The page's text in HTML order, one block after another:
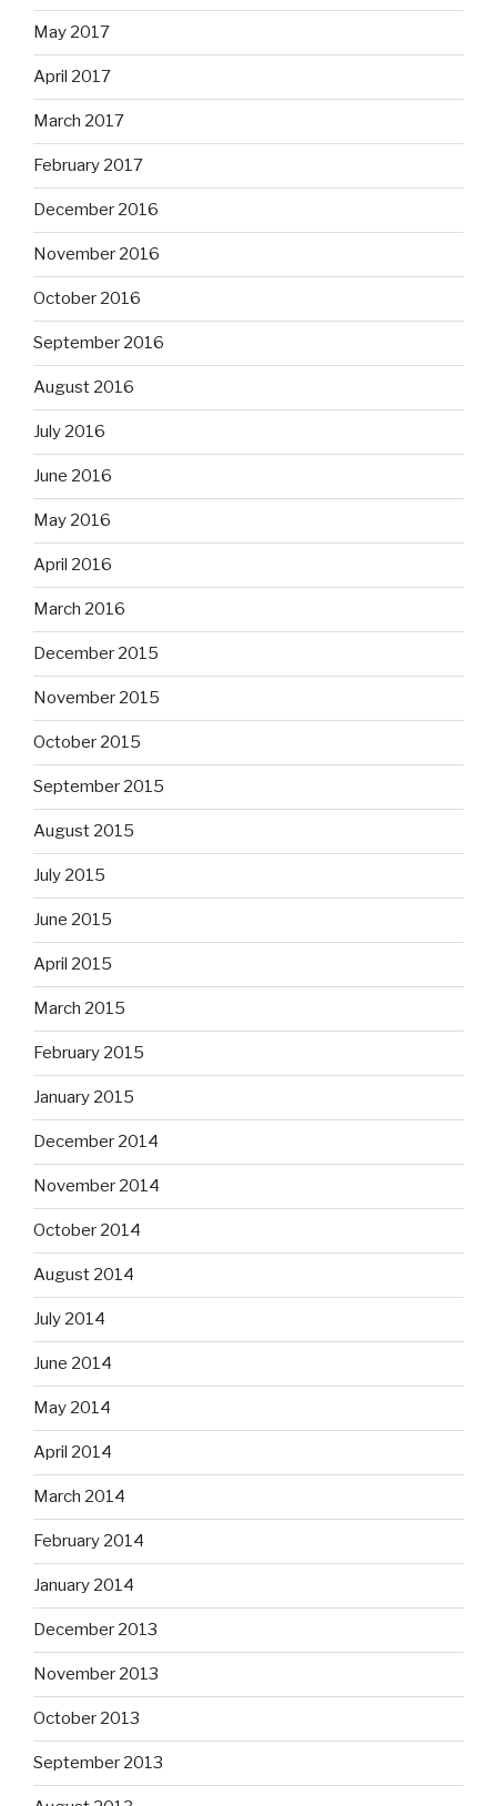
May 2017
April 2017
March 2017
February 2017
December 2016
November 2016
October 2016
September 2016
August 2016
July 2016
June 2016
May 2016
April 2016
March 2016
December 2015
November 2015
October 2015
September 2015
August 2015
July 2015
June 2015
April 2015
March 2015
February 2015
January 2015
December 2014
November 2014
October 2014
August 2014
July 2014
June 2014
May 2014
April 2014
March 2014
February 2014
January 2014
December 2013
November 2013
October 2013
September 2013